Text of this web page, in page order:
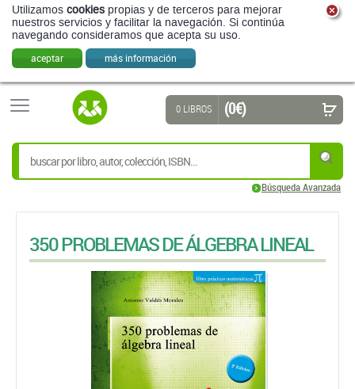
Utilizamos cookies propias y de terceros para mejorar
nuestros servicios y facilitar la navegación. Si continúa
navegando consideramos que acepta su uso.
aceptar más información
Búsqueda Avanzada
0 LIBROS (0 €)
350 PROBLEMAS DE ÁLGEBRA LINEAL